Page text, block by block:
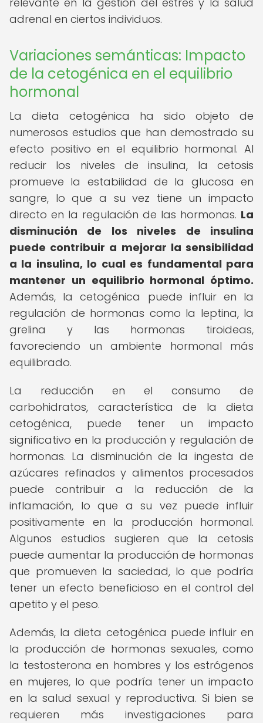
adrenal en ciertos individuos.
Variaciones semánticas: Impacto
de la cetogénica en el equilibrio
hormonal
La dieta cetogénica ha sido objeto de
numerosos estudios que han demostrado su
efecto positivo en el equilibrio hormonal. Al
reducir los niveles de insulina, la cetosis
promueve la estabilidad de la glucosa en
sangre, lo que a su vez tiene un impacto
directo en la regulación de las hormonas. La
disminución de los niveles de insulina
puede contribuir a mejorar la sensibilidad
a la insulina, lo cual es fundamental para
mantener un equilibrio hormonal óptimo.
Además, la cetogénica puede influir en la
regulación de hormonas como la leptina, la
grelina y las hormonas tiroideas,
favoreciendo un ambiente hormonal más
equilibrado.
La reducción en el consumo de
carbohidratos, característica de la dieta
cetogénica, puede tener un impacto
significativo en la producción y regulación de
hormonas. La disminución de la ingesta de
azúcares refinados y alimentos procesados
puede contribuir a la reducción de la
inflamación, lo que a su vez puede influir
positivamente en la producción hormonal.
Algunos estudios sugieren que la cetosis
puede aumentar la producción de hormonas
que promueven la saciedad, lo que podría
tener un efecto beneficioso en el control del
apetito y el peso.
Además, la dieta cetogénica puede influir en
la producción de hormonas sexuales, como
la testosterona en hombres y los estrógenos
en mujeres, lo que podría tener un impacto
en la salud sexual y reproductiva. Si bien se
requieren más investigaciones para